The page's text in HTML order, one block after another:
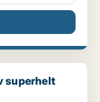
af og ...
superhelt